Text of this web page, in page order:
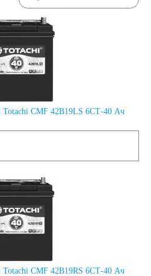
Totachi CMF 42B19LS 6СТ-40 Ач
Totachi CMF 42B19RS 6СТ-40 Ач